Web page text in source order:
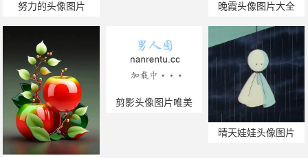
努力的头像图片 晚霞头像图片大全
剪影头像图片唯美
晴天娃娃头像图片